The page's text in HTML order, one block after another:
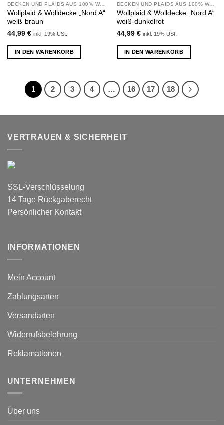
Wunschliste
hinzufügen
DECKEN UND PLAIDS AUS 100% WOLLE
Wollplaid & Wolldecke „Nord A“
weiß-braun
44,99 € inkl. 19% USt.
IN DEN WARENKORB
Wunschliste
hinzufügen
DECKEN UND PLAIDS AUS 100% WOLLE
Wollplaid & Wolldecke „Nord A“
weiß-dunkelrot
44,99 € inkl. 19% USt.
IN DEN WARENKORB
1 2 3 4 … 16 17 18
VERTRAUEN & SICHERHEIT
SSL-Verschlüsselung
14 Tage Rückgaberecht
Persönlicher Kontakt
INFORMATIONEN
Mein Account
Zahlungsarten
Versandarten
Widerrufsbelehrung
Reklamationen
UNTERNEHMEN
Über uns